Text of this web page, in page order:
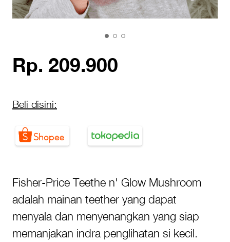
Rp. 209.900
Beli disini:
Fisher-Price Teethe n' Glow Mushroom
adalah mainan teether yang dapat
menyala dan menyenangkan yang siap
memanjakan indra penglihatan si kecil.